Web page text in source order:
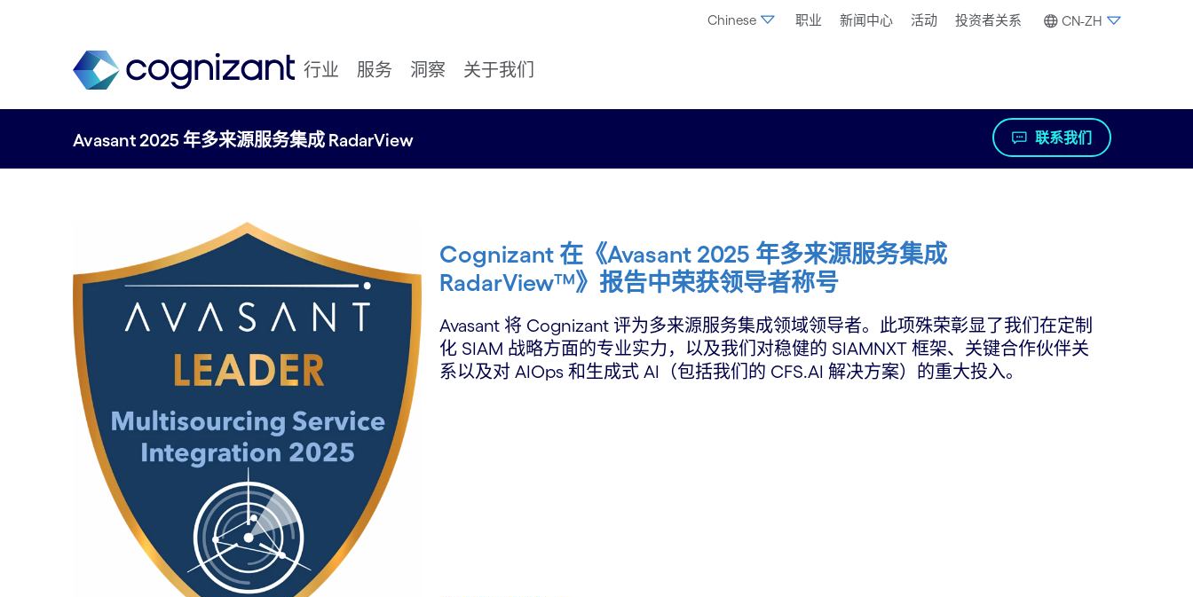
Chinese 职业 新闻中心 活动 投资者关系 CN-ZH
行业 服务 洞察 关于我们
Avasant 2025 年多来源服务集成 RadarView 联系我们
Cognizant 在《Avasant 2025 年多来源服务集成
RadarView™》报告中荣获领导者称号
Avasant 将 Cognizant 评为多来源服务集成领域领导者。此项殊荣彰显了我们在定制
化 SIAM 战略方面的专业实力，以及我们对稳健的 SIAMNXT 框架、关键合作伙伴关
系以及对 AIOps 和生成式 AI（包括我们的 CFS.AI 解决方案）的重大投入。